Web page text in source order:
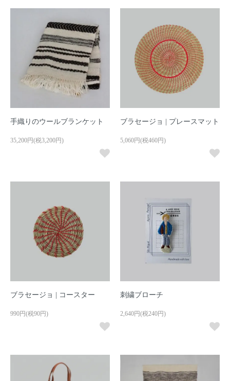
手織りのウールブランケット
35,200円(税3,200円)
ブラセージョ | プレースマット
5,060円(税460円)
ブラセージョ | コースター
990円(税90円)
刺繍ブローチ
2,640円(税240円)